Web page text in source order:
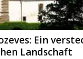
Ein
Landschaft